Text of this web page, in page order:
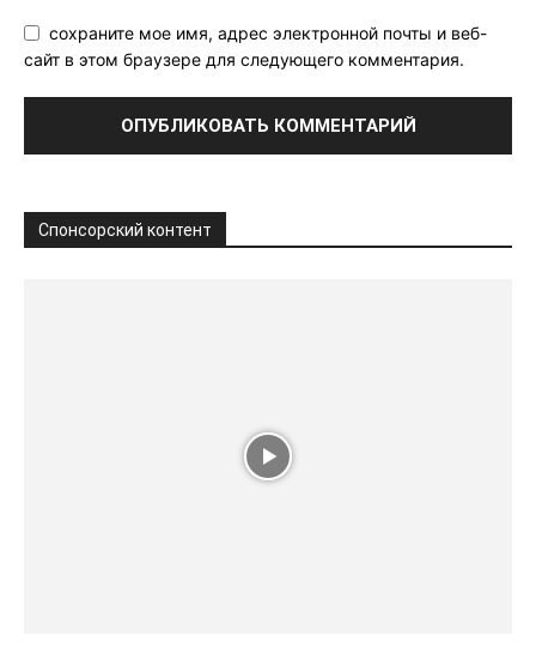
сохраните мое имя, адрес электронной почты и веб-
сайт в этом браузере для следующего комментария.
Спонсорский контент